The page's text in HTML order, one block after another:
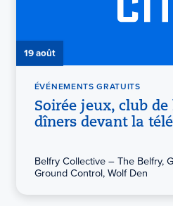
19 août
ÉVÉNEMENTS GRATUITS
Soirée jeux, club de
dîners devant la
Belfry Collective – The Belfry,
Ground Control, Wolf Den